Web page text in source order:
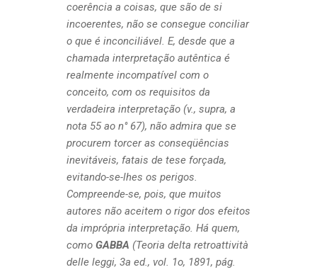
coerência a coisas, que são de si
incoerentes, não se consegue conciliar
o que é inconciliável. E, desde que a
chamada interpretação autêntica é
realmente incompatível com o
conceito, com os requisitos da
verdadeira interpretação (v., supra, a
nota 55 ao n° 67), não admira que se
procurem torcer as conseqüências
inevitáveis, fatais de tese forçada,
evitando-se-lhes os perigos.
Compreende-se, pois, que muitos
autores não aceitem o rigor dos efeitos
da imprópria interpretação. Há quem,
como GABBA (Teoria delta retroattività
delle leggi, 3a ed., vol. 1o, 1891, pág.